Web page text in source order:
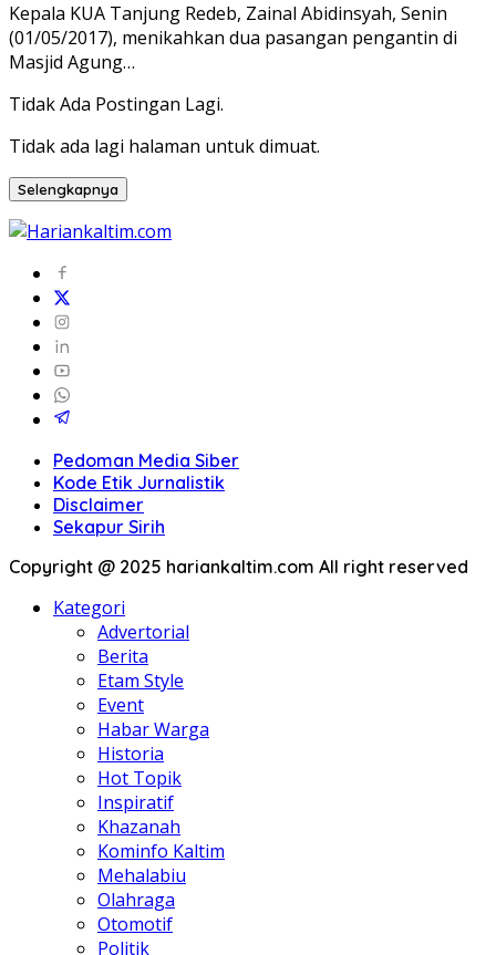
Kepala KUA Tanjung Redeb, Zainal Abidinsyah, Senin
(01/05/2017), menikahkan dua pasangan pengantin di
Masjid Agung…
Tidak Ada Postingan Lagi.
Tidak ada lagi halaman untuk dimuat.
Selengkapnya
Pedoman Media Siber
Kode Etik Jurnalistik
Disclaimer
Sekapur Sirih
Copyright @ 2025 hariankaltim.com All right reserved
Kategori
Advertorial
Berita
Etam Style
Event
Habar Warga
Historia
Hot Topik
Inspiratif
Khazanah
Kominfo Kaltim
Mehalabiu
Olahraga
Otomotif
Politik